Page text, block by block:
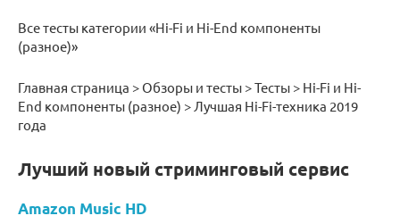
Все тесты категории «Hi-Fi и Hi-End компоненты
(разное)»
Главная страница > Обзоры и тесты > Тесты > Hi-Fi и Hi-
End компоненты (разное) > Лучшая Hi-Fi-техника 2019
года
Лучший новый стриминговый сервис
Amazon Music HD